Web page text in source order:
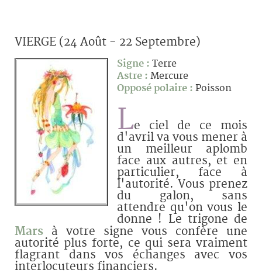
VIERGE (24 Août - 22 Septembre)
Signe : Terre
Astre : Mercure
Opposé polaire : Poisson
Le ciel de ce mois
d'avril va vous mener à
un meilleur aplomb
face aux autres, et en
particulier, face à
l'autorité. Vous prenez
du galon, sans
attendre qu'on vous le
donne ! Le trigone de
Mars à votre signe vous confère une
autorité plus forte, ce qui sera vraiment
flagrant dans vos échanges avec vos
interlocuteurs financiers.